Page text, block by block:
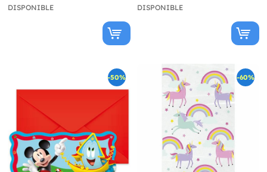
DISPONIBLE DISPONIBLE
-50% -60%